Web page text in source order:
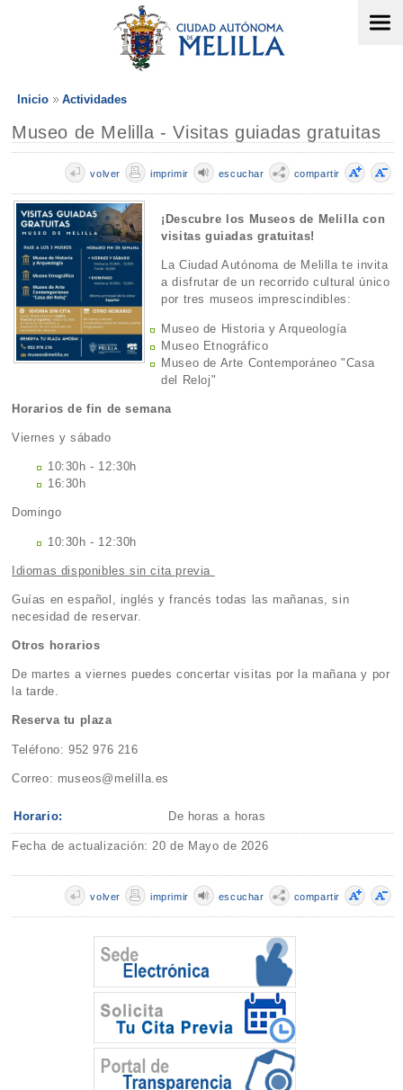
Inicio Actividades
Museo de Melilla - Visitas guiadas gratuitas
compartir
escuchar
imprimir
volver
¡Descubre los Museos de Melilla con
visitas guiadas gratuitas!
La Ciudad Autónoma de Melilla te invita
a disfrutar de un recorrido cultural único
por tres museos imprescindibles:
Museo de Historia y Arqueología
Museo Etnográfico
Museo de Arte Contemporáneo "Casa
del Reloj"
Horarios de fin de semana
Viernes y sábado
10:30h - 12:30h
16:30h
Domingo
10:30h - 12:30h
Idiomas disponibles sin cita previa
Guías en español, inglés y francés todas las mañanas, sin
necesidad de reservar.
Otros horarios
De martes a viernes puedes concertar visitas por la mañana y por
la tarde.
Reserva tu plaza
Teléfono: 952 976 216
Correo: museos@melilla.es
Horario: De horas a horas
Fecha de actualización: 20 de Mayo de 2026
compartir
escuchar
imprimir
volver